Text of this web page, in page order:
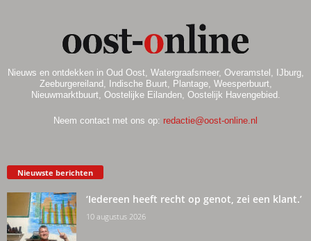
Nieuws en ontdekken in Oud Oost, Watergraafsmeer, Overamstel, IJburg,
Zeeburgereiland, Indische Buurt, Plantage, Weesperbuurt,
Nieuwmarktbuurt, Oostelijke Eilanden, Oostelijk Havengebied.
Neem contact met ons op: redactie@oost-online.nl
Nieuwste berichten
‘Iedereen heeft recht op genot, zei een klant.’
10 augustus 2026